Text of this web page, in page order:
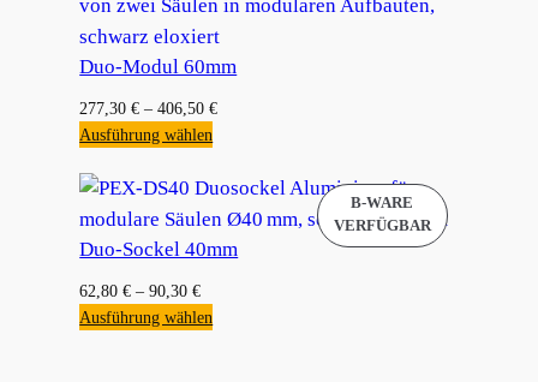
Duo-Modul 60mm
277,30€ –406,50€
Ausführung wählen
Duo-Sockel 40mm
62,80€ –90,30€
Ausführung wählen